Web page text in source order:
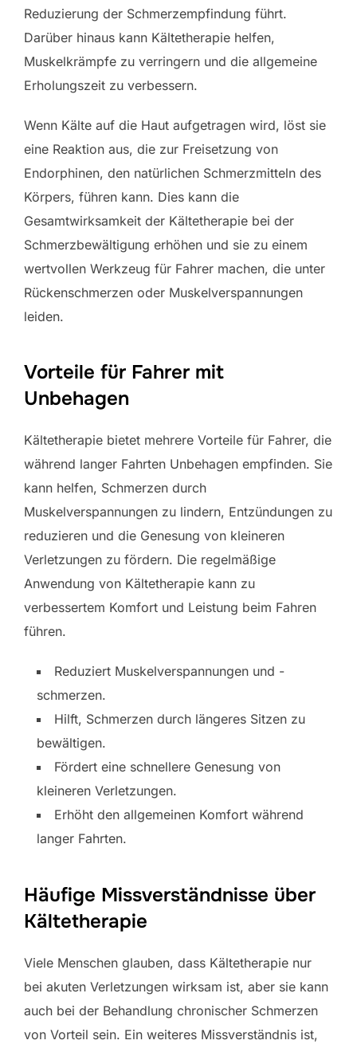
Reduzierung der Schmerzempfindung führt.
Darüber hinaus kann Kältetherapie helfen,
Muskelkrämpfe zu verringern und die allgemeine
Erholungszeit zu verbessern.
Wenn Kälte auf die Haut aufgetragen wird, löst sie
eine Reaktion aus, die zur Freisetzung von
Endorphinen, den natürlichen Schmerzmitteln des
Körpers, führen kann. Dies kann die
Gesamtwirksamkeit der Kältetherapie bei der
Schmerzbewältigung erhöhen und sie zu einem
wertvollen Werkzeug für Fahrer machen, die unter
Rückenschmerzen oder Muskelverspannungen
leiden.
Vorteile für Fahrer mit
Unbehagen
Kältetherapie bietet mehrere Vorteile für Fahrer, die
während langer Fahrten Unbehagen empfinden. Sie
kann helfen, Schmerzen durch
Muskelverspannungen zu lindern, Entzündungen zu
reduzieren und die Genesung von kleineren
Verletzungen zu fördern. Die regelmäßige
Anwendung von Kältetherapie kann zu
verbessertem Komfort und Leistung beim Fahren
führen.
Reduziert Muskelverspannungen und -
schmerzen.
Hilft, Schmerzen durch längeres Sitzen zu
bewältigen.
Fördert eine schnellere Genesung von
kleineren Verletzungen.
Erhöht den allgemeinen Komfort während
langer Fahrten.
Häufige Missverständnisse über
Kältetherapie
Viele Menschen glauben, dass Kältetherapie nur
bei akuten Verletzungen wirksam ist, aber sie kann
auch bei der Behandlung chronischer Schmerzen
von Vorteil sein. Ein weiteres Missverständnis ist,